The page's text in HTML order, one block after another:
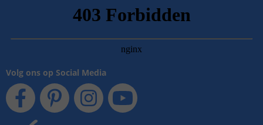
Volg ons op Social Media